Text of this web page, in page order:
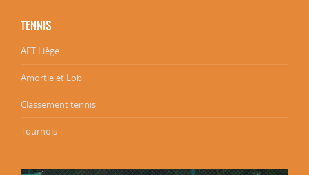
TENNIS
AFT Liège
Amortie et Lob
Classement tennis
Tournois